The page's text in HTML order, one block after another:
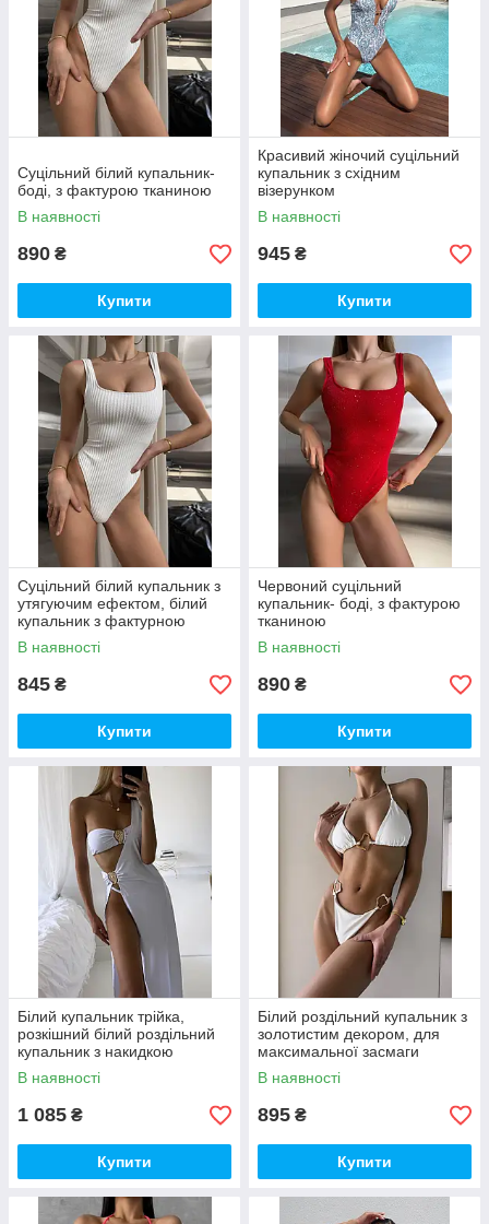
Суцільний білий купальник-
боді, з фактурою тканиною
В наявності
890 ₴
Купити
Красивий жіночий суцільний
купальник з східним
візерунком
В наявності
945 ₴
Купити
Суцільний білий купальник з
утягуючим ефектом, білий
купальник з фактурною
тканиною
В наявності
845 ₴
Купити
Червоний суцільний
купальник- боді, з фактурою
тканиною
В наявності
890 ₴
Купити
Білий купальник трійка,
розкішний білий роздільний
купальник з накидкою
В наявності
1 085 ₴
Купити
Білий роздільний купальник з
золотистим декором, для
максимальної засмаги
В наявності
895 ₴
Купити